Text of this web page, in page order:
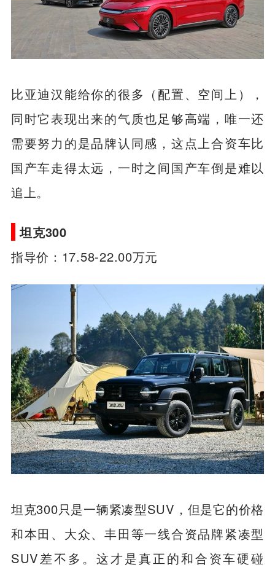
比亚迪汉能给你的很多（配置、空间上），
同时它表现出来的气质也足够高端，唯一还
需要努力的是品牌认同感，这点上合资车比
国产车走得太远，一时之间国产车倒是难以
追上。
坦克300
指导价：17.58-22.00万元
坦克300只是一辆紧凑型SUV，但是它的价格
和本田、大众、丰田等一线合资品牌紧凑型
SUV差不多。这才是真正的和合资车硬碰